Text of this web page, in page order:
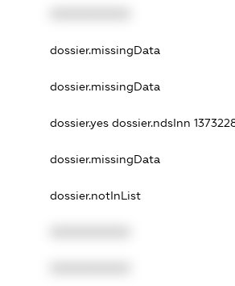
dossier.missingData
dossier.missingData
dossier.yesdossier.ndsInn
dossier.missingData
dossier.notInList